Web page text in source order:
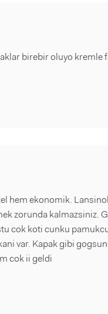
birebir oluyo
hem ekonomik.
zorunda kalmazsiniz.
cok koti cunku
var. Kapak gibi
cok ii geldi